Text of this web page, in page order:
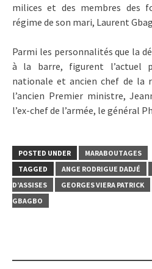
milices et des membres des
régime de son mari, Laurent
Parmi les personnalités que la
à la barre, figurent l’actuel
nationale et ancien chef de la
l’ancien Premier ministre,
l’ex-chef de l’armée, le général
POSTED UNDER
MARABOUTAGES
TAGGED
ANGE RODRIGUE DADJÉ
D’ASSISES
GEORGES VIERA PATRICK
GBAGBO